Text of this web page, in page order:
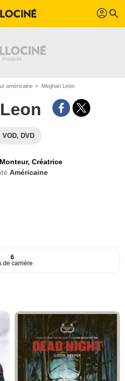
profil search
américaine Meghan Leon
VOD, DVD
Monteur,Créatrice
Américaine
6
de carrière